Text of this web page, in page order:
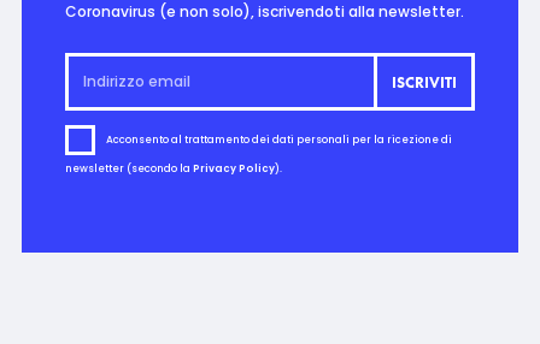
Coronavirus (e non solo), iscrivendoti alla newsletter.
Acconsento al trattamento dei dati personali per la ricezione di
newsletter (secondo la Privacy Policy).